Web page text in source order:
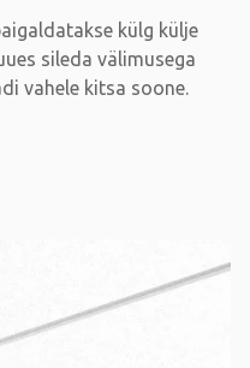
külg külje
sileda välimusega
vahele kitsa soone.